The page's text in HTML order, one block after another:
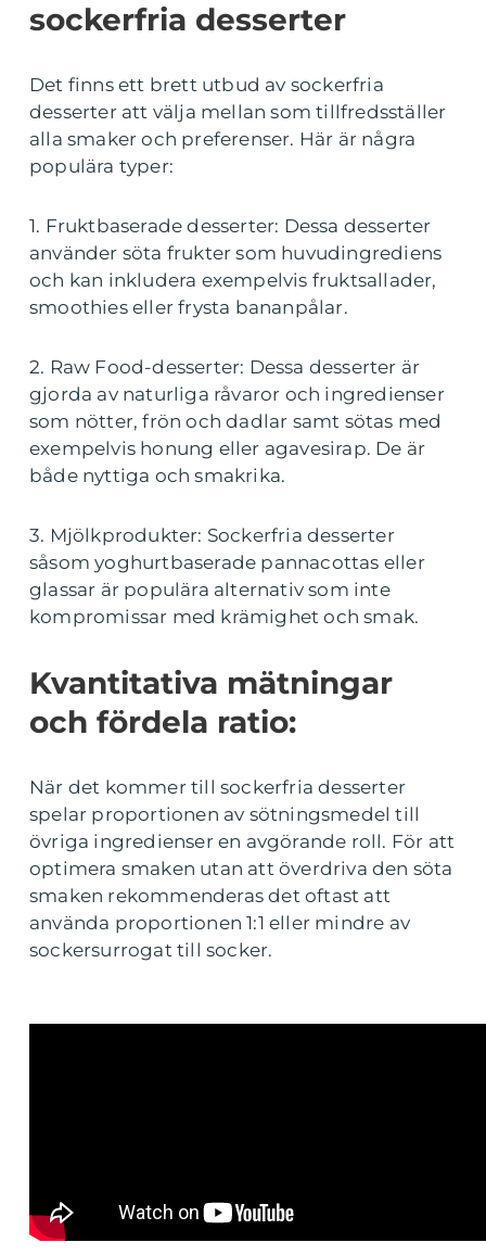
sockerfria desserter
Det finns ett brett utbud av sockerfria
desserter att välja mellan som tillfredsställer
alla smaker och preferenser. Här är några
populära typer:
1. Fruktbaserade desserter: Dessa desserter
använder söta frukter som huvudingrediens
och kan inkludera exempelvis fruktsallader,
smoothies eller frysta bananpålar.
2. Raw Food-desserter: Dessa desserter är
gjorda av naturliga råvaror och ingredienser
som nötter, frön och dadlar samt sötas med
exempelvis honung eller agavesirap. De är
både nyttiga och smakrika.
3. Mjölkprodukter: Sockerfria desserter
såsom yoghurtbaserade pannacottas eller
glassar är populära alternativ som inte
kompromissar med krämighet och smak.
Kvantitativa mätningar
och fördela ratio:
När det kommer till sockerfria desserter
spelar proportionen av sötningsmedel till
övriga ingredienser en avgörande roll. För att
optimera smaken utan att överdriva den söta
smaken rekommenderas det oftast att
använda proportionen 1:1 eller mindre av
sockersurrogat till socker.